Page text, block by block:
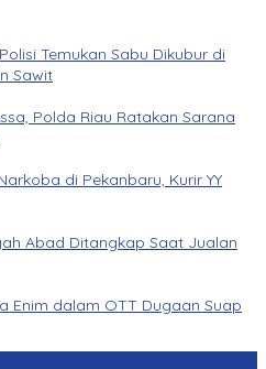
Temukan Sabu Dikubur di
Sawit
Polda Riau Ratakan Sarana
di Pekanbaru, Kurir YY
Abad Ditangkap Saat Jualan
Enim dalam OTT Dugaan Suap